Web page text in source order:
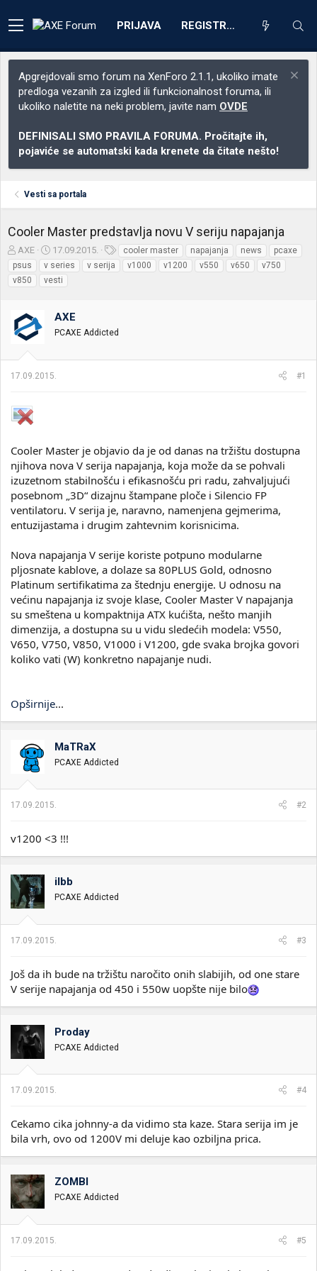
PRIJAVA REGISTRACIJA
Apgrejdovali smo forum na XenForo 2.1.1, ukoliko imate
predloga vezanih za izgled ili funkcionalnost foruma, ili
ukoliko naletite na neki problem, javite nam OVDE
DEFINISALI SMO PRAVILA FORUMA. Pročitajte ih,
pojaviće se automatski kada krenete da čitate nešto!
Vesti sa portala
Cooler Master predstavlja novu V seriju napajanja
Z
a
č
e
n
i
k
m
AXE
D
a
t
u
p
k
t
17.09.2015. cooler master napajanja news
pcaxe
psus
v series v serija v1000 v1200 v550 v650
v750
v850
vesti
AXE
PCAXE Addicted
17.09.2015. #1
Cooler Master je objavio da je od danas na tržištu dostupna
njihova nova V serija napajanja, koja može da se pohvali
izuzetnom stabilnošću i efikasnošću pri radu, zahvaljujući
posebnom „3D“ dizajnu štampane ploče i Silencio FP
ventilatoru. V serija je, naravno, namenjena gejmerima,
entuzijastama i drugim zahtevnim korisnicima.
Nova napajanja V serije koriste potpuno modularne
pljosnate kablove, a dolaze sa 80PLUS Gold, odnosno
Platinum sertifikatima za štednju energije. U odnosu na
većinu napajanja iz svoje klase, Cooler Master V napajanja
su smeštena u kompaktnija ATX kućišta, nešto manjih
dimenzija, a dostupna su u vidu sledećih modela: V550,
V650, V750, V850, V1000 i V1200, gde svaka brojka govori
koliko vati (W) konkretno napajanje nudi.
Opširnije...
MaTRaX
PCAXE Addicted
17.09.2015. #2
v1200 <3 !!!
ilbb
PCAXE Addicted
17.09.2015. #3
Još da ih bude na tržištu naročito onih slabijih, od one stare
V serije napajanja od 450 i 550w uopšte nije bilo
Proday
PCAXE Addicted
17.09.2015. #4
Cekamo cika johnny-a da vidimo sta kaze. Stara serija im je
bila vrh, ovo od 1200V mi deluje kao ozbiljna prica.
ZOMBI
PCAXE Addicted
17.09.2015. #5